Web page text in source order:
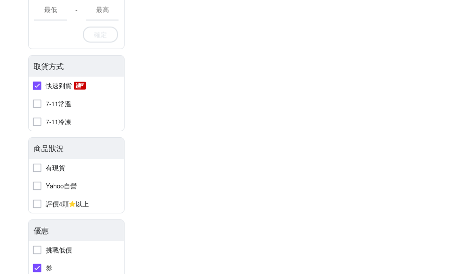
-
確定
取貨方式
快速到貨
7-11常溫
7-11冷凍
商品狀況
有現貨
Yahoo自營
評價4顆
以上
優惠
挑戰低價
券